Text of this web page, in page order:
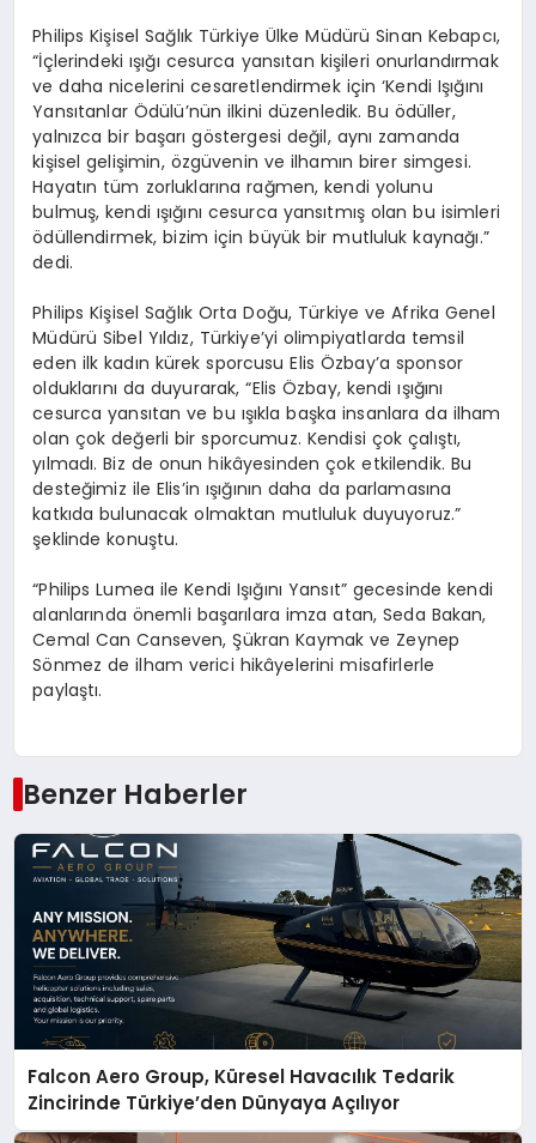
Philips Kişisel Sağlık Türkiye Ülke Müdürü Sinan Kebapcı,
“İçlerindeki ışığı cesurca yansıtan kişileri onurlandırmak
ve daha nicelerini cesaretlendirmek için ‘Kendi Işığını
Yansıtanlar Ödülü’nün ilkini düzenledik. Bu ödüller,
yalnızca bir başarı göstergesi değil, aynı zamanda
kişisel gelişimin, özgüvenin ve ilhamın birer simgesi.
Hayatın tüm zorluklarına rağmen, kendi yolunu
bulmuş, kendi ışığını cesurca yansıtmış olan bu isimleri
ödüllendirmek, bizim için büyük bir mutluluk kaynağı.”
dedi.
Philips Kişisel Sağlık Orta Doğu, Türkiye ve Afrika Genel
Müdürü Sibel Yıldız, Türkiye’yi olimpiyatlarda temsil
eden ilk kadın kürek sporcusu Elis Özbay’a sponsor
olduklarını da duyurarak, “Elis Özbay, kendi ışığını
cesurca yansıtan ve bu ışıkla başka insanlara da ilham
olan çok değerli bir sporcumuz. Kendisi çok çalıştı,
yılmadı. Biz de onun hikâyesinden çok etkilendik. Bu
desteğimiz ile Elis’in ışığının daha da parlamasına
katkıda bulunacak olmaktan mutluluk duyuyoruz.”
şeklinde konuştu.
“Philips Lumea ile Kendi Işığını Yansıt” gecesinde kendi
alanlarında önemli başarılara imza atan, Seda Bakan,
Cemal Can Canseven, Şükran Kaymak ve Zeynep
Sönmez de ilham verici hikâyelerini misafirlerle
paylaştı.
Benzer Haberler
Falcon Aero Group, Küresel Havacılık Tedarik
Zincirinde Türkiye’den Dünyaya Açılıyor